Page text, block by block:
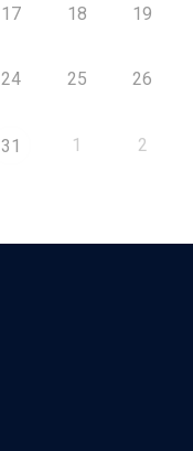
17 18 19
24 25 26
31 1 2